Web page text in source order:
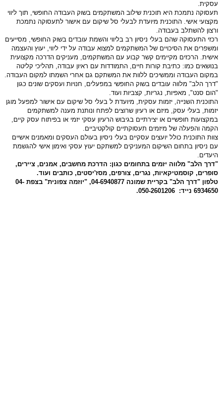
עסקית.
תעסוקה נתמכת היא תוכנית שילוב המשתקמים בשוק העבודה החופשי, תוך ליווי
מקצועי אישי. התוכנית מיועדת לבעלי סל שיקום עם אישור לתעסוקה נתמכת
ורצון להשתלב בעבודה.
רכזי התעסוקה שהם בעלי ניסיון רב בליווי והשמת עובדים בשוק החופשי, מסייעים
ומשפרים את הסיכויים של המשתקמים למצוא עבודה על ידי ליווי, יעוץ והעצמה
אישית. הרכזים מקיימים קשר קבוע עם המשתקמים, מעניקים הדרכה מקצועית
בנושאים כמו: כתיבת קורות חיים, התמודדות עם ראיון עבודה, תהליכי קליטה
במקום העבודה וממשיכים ללוות את המשתקם גם אחרי השמתו למקום העבודה.
"דרך הלב" מלווה עובדים בשוק החופשי במפעלים, חנויות ועסקים שונים כגון
"הום סנט", מאפיות, נגריות, קצביות ועוד.
התוכנית השנייה, יזמות עסקית, מיועדת ל בעלי סל שיקום עם אישור למפעל מוגן
יזמות, בעלי עסק, מיזם או רעיון שרוצים לפתח ונותנת מענה למשתקמים
במקצועות חופשיים או יצירתיים בגיבוש הרעיון עסקי יזמי או בפיתוח עסק קיים,
הקמה והפעלה של מיזמים תעסוקתיים קולקטיביים.
צוות התוכנית כולל יועצים עסקיים בעלי ניסיון בעולם העסקים ומאמנים אישיים
עם ניסיון בתחום השיקום המעניקים למשתקם יעוץ עסקי ואימון אישי להגשמת
היעדים.
"דרך הלב" מלווה יזמים בתחומים כגון: הדרכת מחשבים, אמנים, ציירים,
סופרים, קוסמטיקאיות, נגרים, צורפים, מסז'יסטים, כותבים ועוד.
טלפון "דרך הלב" בקריית שמונה 04-6940877, "יוזמה צפונית" בצפת 04-
6934650 נייד: 050-2601206.